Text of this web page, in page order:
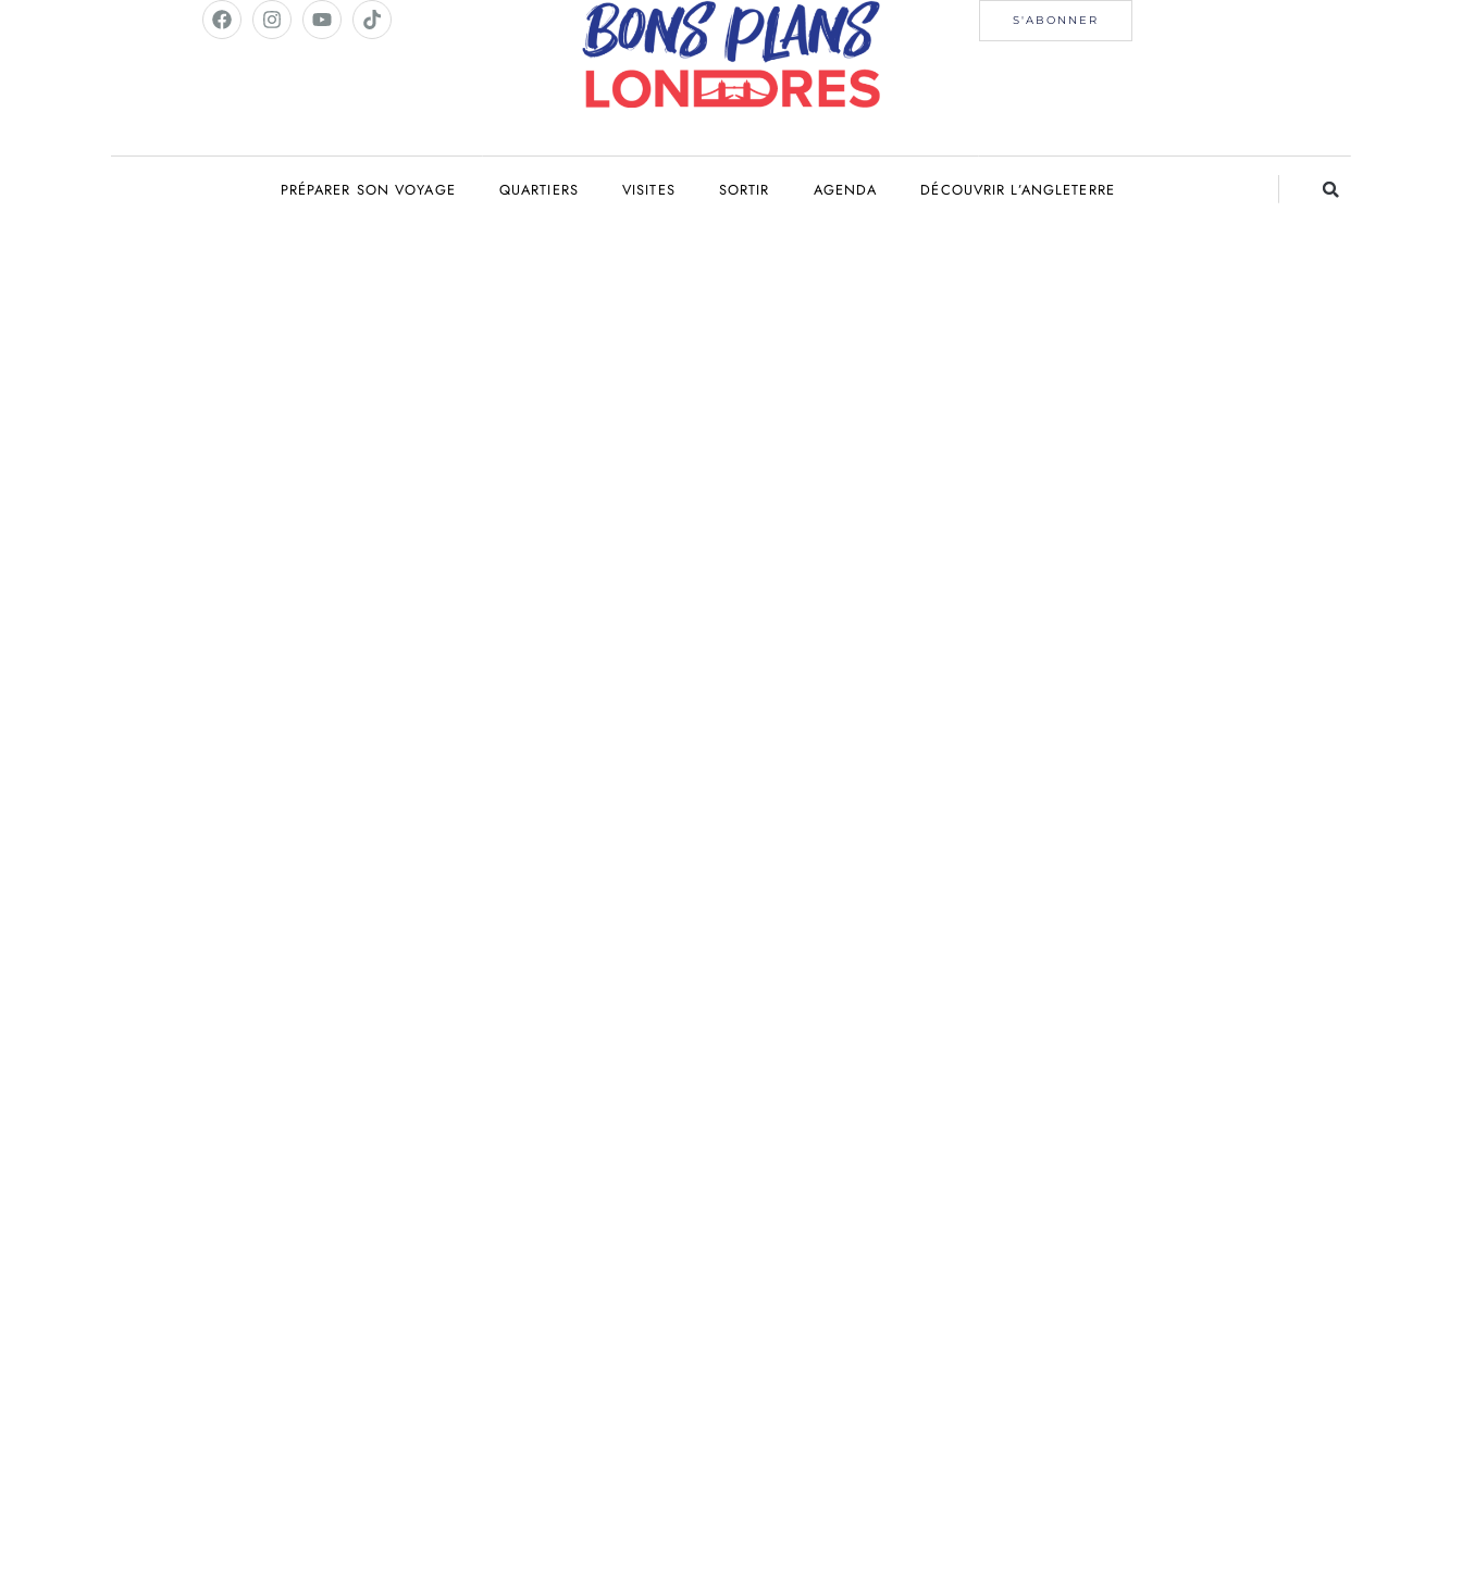
S'ABONNER
PRÉPARER SON VOYAGE QUARTIERS VISITES SORTIR AGENDA DÉCOUVRIR L’ANGLETERRE